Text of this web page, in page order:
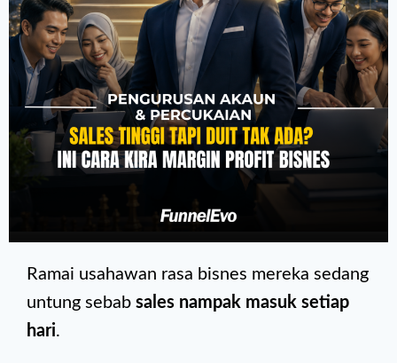
Ramai usahawan rasa bisnes mereka sedang
untung sebab sales nampak masuk setiap
hari.